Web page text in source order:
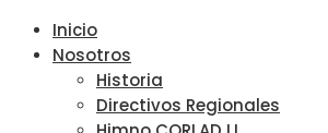
Inicio
Nosotros
Historia
Directivos Regionales